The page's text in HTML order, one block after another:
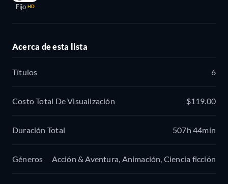
Fijo HD
Acerca de esta lista
Títulos 6
Costo Total De Visualización $119.00
Duración Total 507h 44min
Géneros Acción & Aventura, Animación, Ciencia ficción